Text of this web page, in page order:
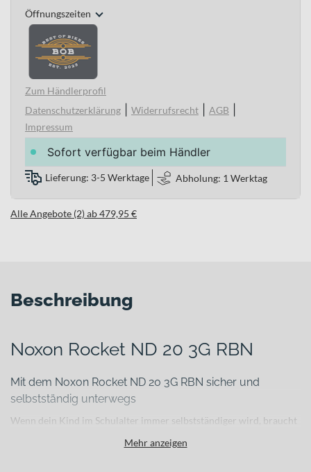
Öffnungszeiten
Zum Händlerprofil
Datenschutzerklärung
Widerrufsrecht AGB
Impressum
Sofort verfügbar beim Händler
Lieferung: 3-5 Werktage Abholung: 1 Werktag
Alle Angebote (2) ab 479,95 €
Beschreibung
Noxon Rocket ND 20 3G RBN
Mit dem Noxon Rocket ND 20 3G RBN sicher und
selbstständig unterwegs
Wenn dein Kind im Schulalter immer selbstständiger wird, braucht
funktioniert und im Alltag genauso überzeugt wie bei kleinen
Mehr anzeigen